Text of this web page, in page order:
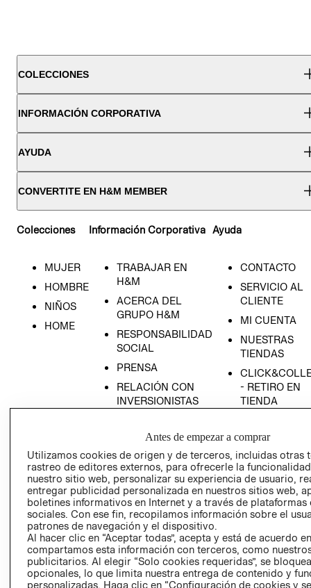
COLECCIONES
INFORMACIÓN CORPORATIVA
AYUDA
CONVERTITE EN H&M MEMBER
Colecciones
MUJER
HOMBRE
NIÑOS
HOME
Información Corporativa
TRABAJAR EN
H&M
ACERCA DEL
GRUPO H&M
RESPONSABILIDAD
SOCIAL
PRENSA
RELACIÓN CON
INVERSIONISTAS
EMPRESARIAL
Ayuda
CONTACTO
SERVICIO AL
CLIENTE
MI CUENTA
NUESTRAS
TIENDAS
- RETIRO EN
TIENDA
CONDICIONES
AVISO DE
PRIVACIDAD
GIFT CARD
AVISO DE
COOKIES
Antes de empezar a comprar
Utilizamos cookies de origen y de terceros, incluidas otras
rastreo de editores externos, para ofrecerle la
nuestro sitio web, personalizar su experiencia de usuario,
entregar publicidad personalizada en nuestros sitios web,
boletines informativos en Internet y a través de plataformas
sociales. Con ese fin, recopilamos información sobre el
patrones de navegación y el dispositivo.
Al hacer clic en “Aceptar todas”, acepta y está de acuerdo
compartamos esta información con terceros, como
publicitarios. Al elegir “Solo cookies requeridas”, se
opcionales, lo que limita nuestra entrega de contenido y
personalizadas. Haga clic en “Configuración de cookies y